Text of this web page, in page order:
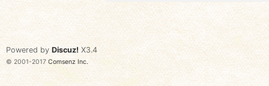
Powered by Discuz! X3.4
© 2001-2017 Comsenz Inc.